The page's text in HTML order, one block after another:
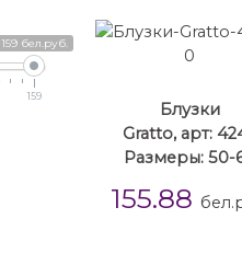
Блузки
Gratto, арт:
Размеры: 50-
155.88
159 бел.руб.
159